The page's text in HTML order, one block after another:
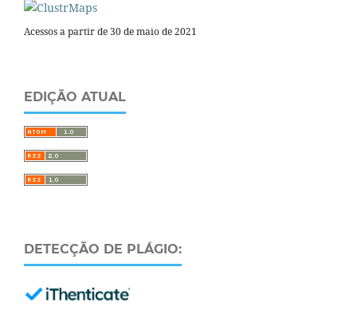
Acessos a partir de 30 de maio de 2021
EDIÇÃO ATUAL
DETECÇÃO DE PLÁGIO: